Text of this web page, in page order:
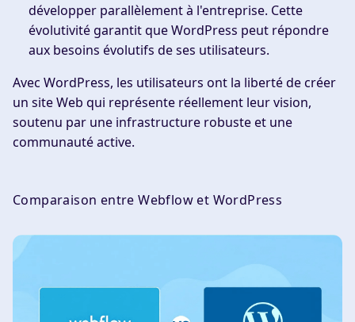
développer parallèlement à l'entreprise. Cette
évolutivité garantit que WordPress peut répondre
aux besoins évolutifs de ses utilisateurs.
Avec WordPress, les utilisateurs ont la liberté de créer
un site Web qui représente réellement leur vision,
soutenu par une infrastructure robuste et une
communauté active.
Comparaison entre Webflow et WordPress